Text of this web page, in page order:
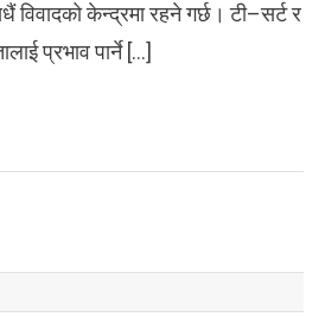
विवादको केन्द्रमा रहने गर्छ। टी–सर्ट र
प्रभाव पार्ने […]